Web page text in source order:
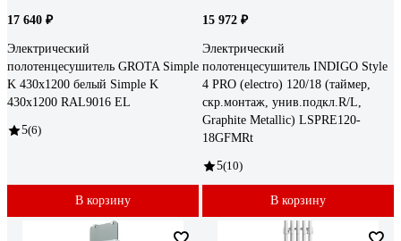
17 640 ₽
Электрический
полотенцесушитель GROTA Simple
K 430x1200 белый Simple K
430х1200 RAL9016 EL
5(6)
В корзину
15 972 ₽
Электрический
полотенцесушитель INDIGO Style
4 PRO (electro) 120/18 (таймер,
скр.монтаж, унив.подкл.R/L,
Graphite Metallic) LSPRE120-
18GFMRt
5(10)
В корзину